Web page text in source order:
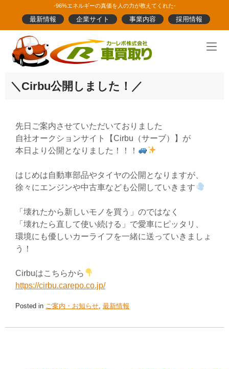
content
-96%エネルギーの真価を人の力が教えてくれた-
最新情報 企業サイト 事業内容 採用情報
＼Cirbu公開しました！／
先日ご案内させていただいておりました
自社オークションサイト【Cirbu（サーブ）】が
本日より公開となりました！！！
はじめは自動車部品やタイヤの公開となりますが、
徐々にエンジンや中古車なども公開していきます
「壊れたから新しいモノを買う」のではなく
「壊れたら直して使い続ける」で愛車にピッタリ、
環境にも優しいカーライフを一緒に送っていきましょ
う！
Cirbuはこちらから
https://cirbu.carepo.co.jp/
Posted in ご案内・お知らせ 最新情報